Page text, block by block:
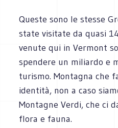
Queste sono le stesse
state visitate da quasi
venute qui in Vermont
spendere un miliardo e
turismo. Montagna che
identità, non a caso
Montagne Verdi, che ci
flora e fauna.